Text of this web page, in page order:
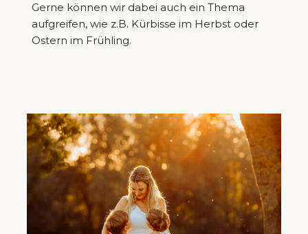
Gerne können wir dabei auch ein Thema
aufgreifen, wie z.B. Kürbisse im Herbst oder
Ostern im Frühling.